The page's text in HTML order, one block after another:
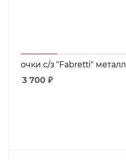
очки с/з "Fabretti" металл
3 700 ₽